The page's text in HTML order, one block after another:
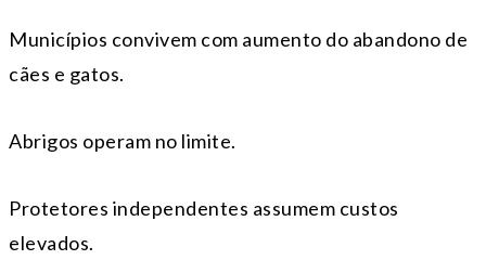
Municípios convivem com aumento do abandono de
cães e gatos.
Abrigos operam no limite.
Protetores independentes assumem custos
elevados.